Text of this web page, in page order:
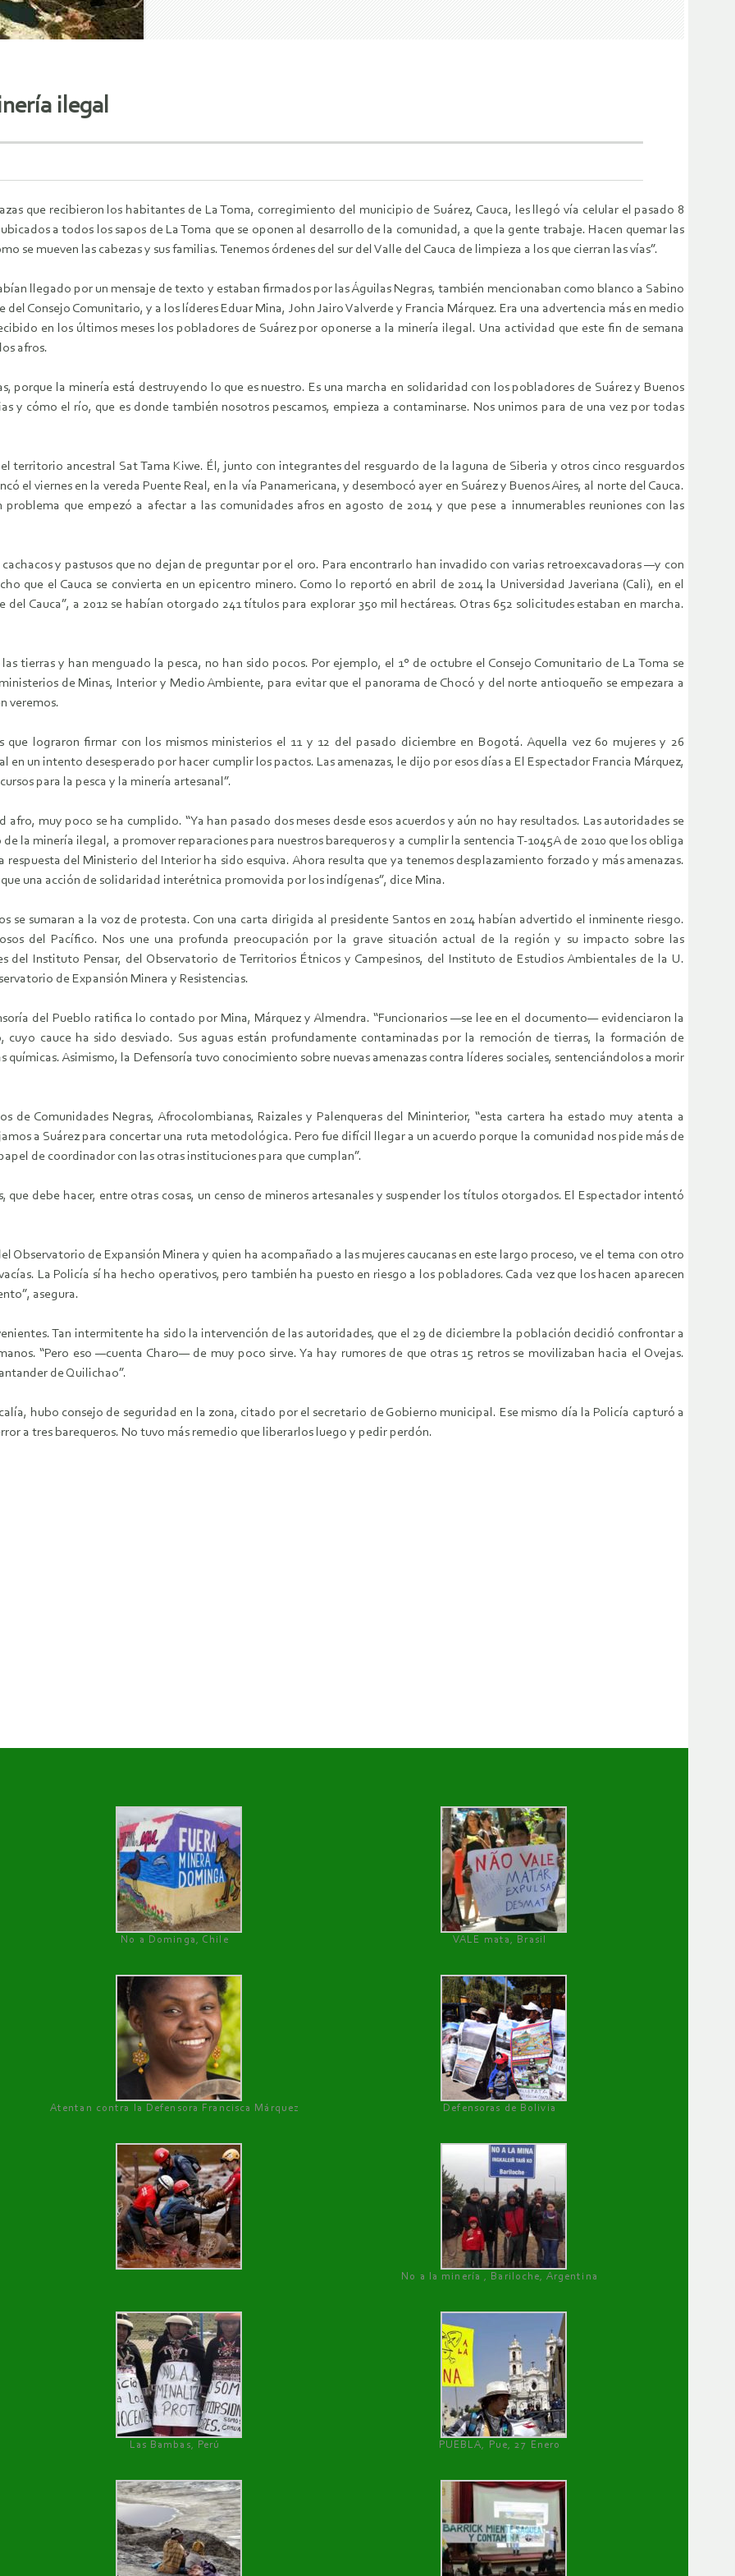
ilegal
que recibieron los habitantes de La Toma, corregimiento del municipio de Suárez, Cauca, les llegó vía celular el pasado 8
a todos los sapos de La Toma que se oponen al desarrollo de la comunidad, a que la gente trabaje. Hacen quemar las
se mueven las cabezas y sus familias. Tenemos órdenes del sur del Valle del Cauca de limpieza a los que cierran las vías”.
llegado por un mensaje de texto y estaban firmados por las Águilas Negras, también mencionaban como blanco a Sabino
del Consejo Comunitario, y a los líderes Eduar Mina, John Jairo Valverde y Francia Márquez. Era una advertencia más en medio
en los últimos meses los pobladores de Suárez por oponerse a la minería ilegal. Una actividad que este fin de semana
afros.
porque la minería está destruyendo lo que es nuestro. Es una marcha en solidaridad con los pobladores de Suárez y Buenos
y cómo el río, que es donde también nosotros pescamos, empieza a contaminarse. Nos unimos para de una vez por todas
territorio ancestral Sat Tama Kiwe. Él, junto con integrantes del resguardo de la laguna de Siberia y otros cinco resguardos
el viernes en la vereda Puente Real, en la vía Panamericana, y desembocó ayer en Suárez y Buenos Aires, al norte del Cauca.
que empezó a afectar a las comunidades afros en agosto de 2014 y que pese a innumerables reuniones con las
y pastusos que no dejan de preguntar por el oro. Para encontrarlo han invadido con varias retroexcavadoras —y con
que el Cauca se convierta en un epicentro minero. Como lo reportó en abril de 2014 la Universidad Javeriana (Cali), en el
Cauca”, a 2012 se habían otorgado 241 títulos para explorar 350 mil hectáreas. Otras 652 solicitudes estaban en marcha.
tierras y han menguado la pesca, no han sido pocos. Por ejemplo, el 1° de octubre el Consejo Comunitario de La Toma se
de Minas, Interior y Medio Ambiente, para evitar que el panorama de Chocó y del norte antioqueño se empezara a
veremos.
que lograron firmar con los mismos ministerios el 11 y 12 del pasado diciembre en Bogotá. Aquella vez 60 mujeres y 26
un intento desesperado por hacer cumplir los pactos. Las amenazas, le dijo por esos días a El Espectador Francia Márquez,
para la pesca y la minería artesanal”.
muy poco se ha cumplido. “Ya han pasado dos meses desde esos acuerdos y aún no hay resultados. Las autoridades se
la minería ilegal, a promover reparaciones para nuestros barequeros y a cumplir la sentencia T-1045A de 2010 que los obliga
respuesta del Ministerio del Interior ha sido esquiva. Ahora resulta que ya tenemos desplazamiento forzado y más amenazas.
una acción de solidaridad interétnica promovida por los indígenas”, dice Mina.
se sumaran a la voz de protesta. Con una carta dirigida al presidente Santos en 2014 habían advertido el inminente riesgo.
del Pacífico. Nos une una profunda preocupación por la grave situación actual de la región y su impacto sobre las
del Instituto Pensar, del Observatorio de Territorios Étnicos y Campesinos, del Instituto de Estudios Ambientales de la U.
de Expansión Minera y Resistencias.
del Pueblo ratifica lo contado por Mina, Márquez y Almendra. “Funcionarios —se lee en el documento— evidenciaron la
cuyo cauce ha sido desviado. Sus aguas están profundamente contaminadas por la remoción de tierras, la formación de
Asimismo, la Defensoría tuvo conocimiento sobre nuevas amenazas contra líderes sociales, sentenciándolos a morir
de Comunidades Negras, Afrocolombianas, Raizales y Palenqueras del Mininterior, “esta cartera ha estado muy atenta a
a Suárez para concertar una ruta metodológica. Pero fue difícil llegar a un acuerdo porque la comunidad nos pide más de
de coordinador con las otras instituciones para que cumplan”.
que debe hacer, entre otras cosas, un censo de mineros artesanales y suspender los títulos otorgados. El Espectador intentó
Observatorio de Expansión Minera y quien ha acompañado a las mujeres caucanas en este largo proceso, ve el tema con otro
La Policía sí ha hecho operativos, pero también ha puesto en riesgo a los pobladores. Cada vez que los hacen aparecen
asegura.
Tan intermitente ha sido la intervención de las autoridades, que el 29 de diciembre la población decidió confrontar a
“Pero eso —cuenta Charo— de muy poco sirve. Ya hay rumores de que otras 15 retros se movilizaban hacia el Ovejas.
de Quilichao”.
hubo consejo de seguridad en la zona, citado por el secretario de Gobierno municipal. Ese mismo día la Policía capturó a
a tres barequeros. No tuvo más remedio que liberarlos luego y pedir perdón.
No a Dominga, Chile
VALE mata, Brasil
Atentan contra la Defensora Francisca Márquez Defensoras de Bolivia
No a la minería , Bariloche, Argentina
Las Bambas, Perú PUEBLA, Pue, 27 Enero